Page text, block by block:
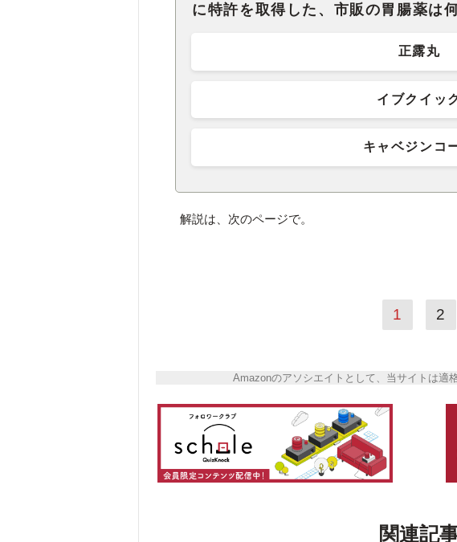
に特許を取得した、市販の胃腸薬は
正露丸
イブクイッ
キャベジンコ
解説は、次のページで。
1 2
Amazonのアソシエイトとして、当サイトは適
関連記